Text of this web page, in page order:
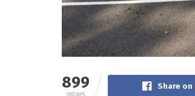
899 Share on